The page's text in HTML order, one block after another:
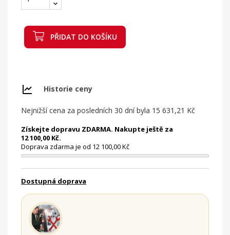
PŘIDAT DO KOŠÍKU
Historie ceny
Nejnižší cena za posledních 30 dní byla 15 631,21 Kč
Získejte dopravu ZDARMA. Nakupte ještě za
12 100,00 Kč.
Doprava zdarma je od 12 100,00 Kč
Dostupná doprava